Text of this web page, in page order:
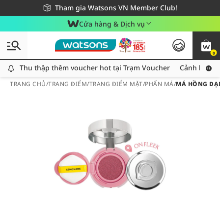
Tham gia Watsons VN Member Club!
Miễn phí giao hàng cho đơn hàng từ 249,000Đ
Giao hàng nhanh 24h - Áp dụng khu vực TP. Hồ Chí Minh
Cửa hàng & Dịch vụ
0
Thu thập thêm voucher hot tại Trạm Voucher
Thu thập thêm voucher hot tại Trạm Voucher Cảnh báo
TRANG CHỦ/TRANG ĐIỂM/TRANG ĐIỂM MẶT/PHẤN MÁ/MÁ HỒNG